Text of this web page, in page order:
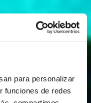
para personalizar
funciones de redes